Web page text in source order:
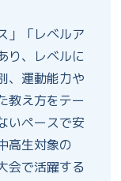
」「レベルア
り、レベルに
、運動能力や
教え方をテー
いペースで安
高生対象の
会で活躍する